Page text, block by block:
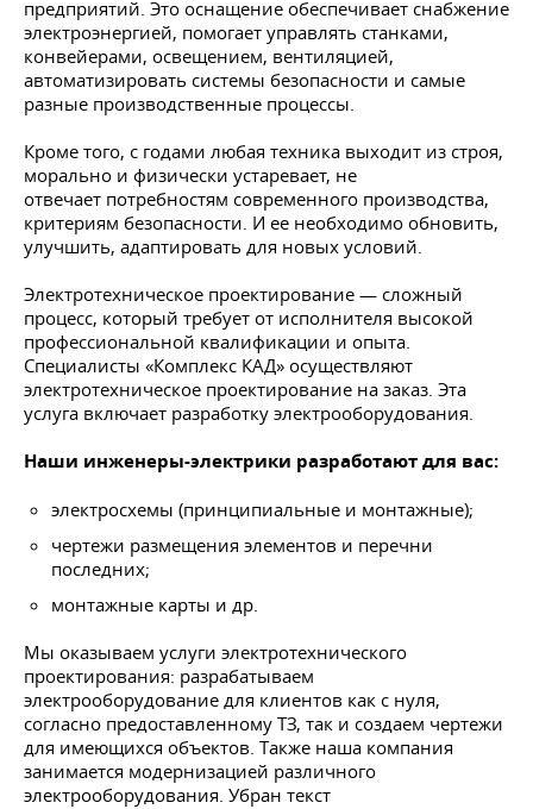
предприятий. Это оснащение обеспечивает снабжение
электроэнергией, помогает управлять станками,
конвейерами, освещением, вентиляцией,
автоматизировать системы безопасности и самые
разные производственные процессы.
Кроме того, с годами любая техника выходит из строя,
морально и физически устаревает, не
отвечает потребностям современного производства,
критериям безопасности. И ее необходимо обновить,
улучшить, адаптировать для новых условий.
Электротехническое проектирование — сложный
процесс, который требует от исполнителя высокой
профессиональной квалификации и опыта.
Специалисты «Комплекс КАД» осуществляют
электротехническое проектирование на заказ. Эта
услуга включает разработку электрооборудования.
Наши инженеры-электрики разработают для вас:
электросхемы (принципиальные и монтажные);
чертежи размещения элементов и перечни
последних;
монтажные карты и др.
Мы оказываем услуги электротехнического
проектирования: разрабатываем
электрооборудование для клиентов как с нуля,
согласно предоставленному ТЗ, так и создаем чертежи
для имеющихся объектов. Также наша компания
занимается модернизацией различного
электрооборудования. Убран текст